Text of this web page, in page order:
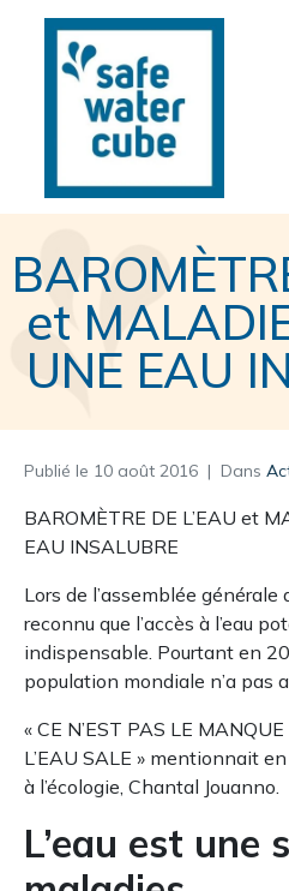
et
UNE EAU
Publié le 10 août 2016 Dans
BAROMÈTRE DE L’EAU et
EAU INSALUBRE
Lors de l’assemblée générale
reconnu que l’accès à l’eau
indispensable. Pourtant en
population mondiale n’a pas
« CE N’EST PAS LE MANQUE
L’EAU SALE » mentionnait
à l’écologie, Chantal Jouanno.
L’eau est une